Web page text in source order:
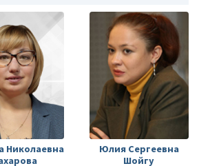
Николаевна
Юлия Сергеевна
Шойгу